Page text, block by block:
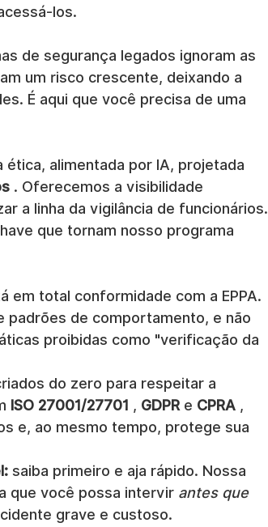
los.
de segurança legados ignoram as
um risco crescente, deixando a
É aqui que você precisa de uma
alimentada por IA, projetada
. Oferecemos a visibilidade
a linha da vigilância de funcionários.
que tornam nosso programa
em total conformidade com a EPPA.
padrões de comportamento, e não
proibidas como "verificação da
do zero para respeitar a
ISO 27001/27701 , GDPR e CPRA ,
e, ao mesmo tempo, protege sua
saiba primeiro e aja rápido. Nossa
que você possa intervir antes que
grave e custoso.